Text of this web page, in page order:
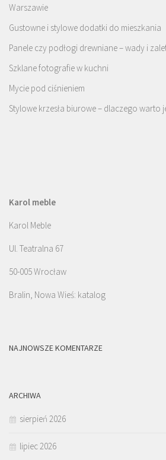
Warszawie
Gustowne i stylowe dodatki do mieszkania
Panele czy podłogi drewniane – wady i
Szklane fotografie w kuchni
Mycie pod ciśnieniem
Stylowe krzesła biurowe – dlaczego warto
Karol meble
Karol Meble
Ul. Teatralna 67
50-005 Wrocław
Bralin, Nowa Wieś: katalog
NAJNOWSZE KOMENTARZE
ARCHIWA
sierpień 2026
lipiec 2026